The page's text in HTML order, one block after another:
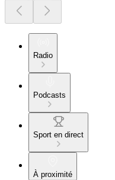
Radio
Podcasts
Sport en direct
À proximité